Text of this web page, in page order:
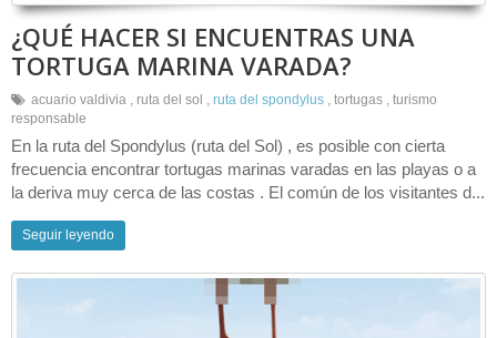
¿QUÉ HACER SI ENCUENTRAS UNA
TORTUGA MARINA VARADA?
acuario valdivia , ruta del sol , ruta del spondylus , tortugas , turismo
responsable
En la ruta del Spondylus (ruta del Sol) , es posible con cierta
frecuencia encontrar tortugas marinas varadas en las playas o a
la deriva muy cerca de las costas . El común de los visitantes d...
Seguir leyendo